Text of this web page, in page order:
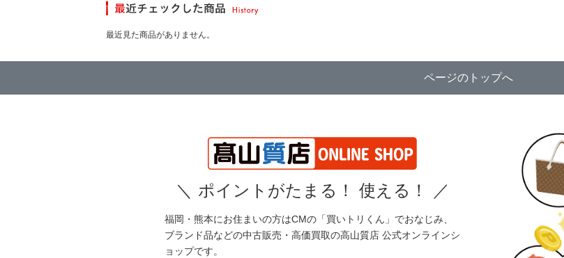
最近見た商品がありません。
ページのトップへ
＼ ポイントがたまる！ 使える！ ／
福岡・熊本にお住まいの方はCMの「買いトリくん」でおなじみ、
ブランド品などの中古販売・高価買取の高山質店 公式オンラインシ
ョップです。